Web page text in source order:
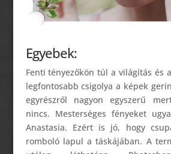
Egyebek:
Fenti tényezőkön túl a világítás és
legfontosabb csigolya a képek
egyrészről nagyon egyszerű
nincs. Mesterséges fényeket
Anastasia. Ezért is jó, hogy
romboló lapul a táskájában. A